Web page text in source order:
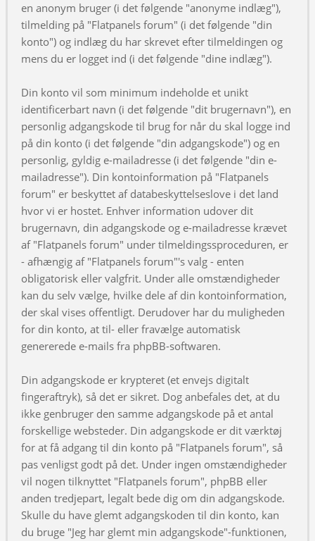
en anonym bruger (i det følgende "anonyme indlæg"),
tilmelding på "Flatpanels forum" (i det følgende "din
konto") og indlæg du har skrevet efter tilmeldingen og
mens du er logget ind (i det følgende "dine indlæg").
Din konto vil som minimum indeholde et unikt
identificerbart navn (i det følgende "dit brugernavn"), en
personlig adgangskode til brug for når du skal logge ind
på din konto (i det følgende "din adgangskode") og en
personlig, gyldig e-mailadresse (i det følgende "din e-
mailadresse"). Din kontoinformation på "Flatpanels
forum" er beskyttet af databeskyttelseslove i det land
hvor vi er hostet. Enhver information udover dit
brugernavn, din adgangskode og e-mailadresse krævet
af "Flatpanels forum" under tilmeldingssproceduren, er
- afhængig af "Flatpanels forum"'s valg - enten
obligatorisk eller valgfrit. Under alle omstændigheder
kan du selv vælge, hvilke dele af din kontoinformation,
der skal vises offentligt. Derudover har du muligheden
for din konto, at til- eller fravælge automatisk
genererede e-mails fra phpBB-softwaren.
Din adgangskode er krypteret (et envejs digitalt
fingeraftryk), så det er sikret. Dog anbefales det, at du
ikke genbruger den samme adgangskode på et antal
forskellige websteder. Din adgangskode er dit værktøj
for at få adgang til din konto på "Flatpanels forum", så
pas venligst godt på det. Under ingen omstændigheder
vil nogen tilknyttet "Flatpanels forum", phpBB eller
anden tredjepart, legalt bede dig om din adgangskode.
Skulle du have glemt adgangskoden til din konto, kan
du bruge "Jeg har glemt min adgangskode"-funktionen,